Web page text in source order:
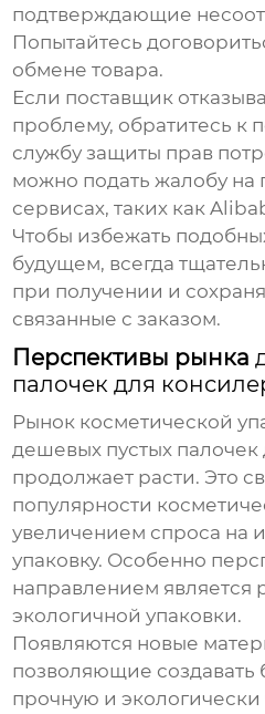
подтверждающие
Попытайтесь
обмене товара.
Если поставщик
проблему, обратитесь к
службу защиты прав
можно подать жалобу на
сервисах, таких как
Чтобы избежать
будущем, всегда
при получении и
связанные с заказом.
Перспективы рынка
палочек для
Рынок косметической
дешевых пустых палочек
продолжает расти. Это
популярности
увеличением спроса на
упаковку. Особенно
направлением является
экологичной упаковки.
Появляются новые
позволяющие создавать
прочную и экологически